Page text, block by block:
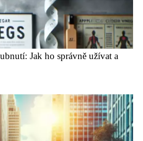
Jak ho správně užívat a